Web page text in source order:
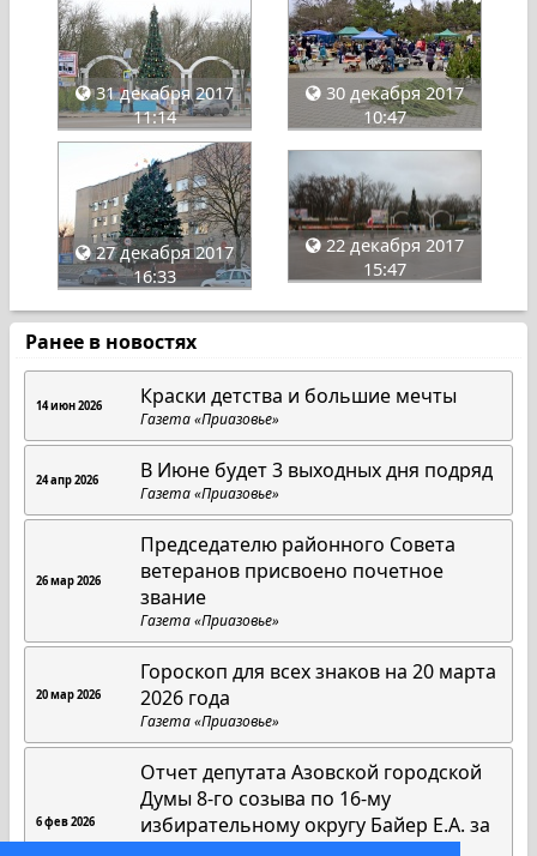
31 декабря 2017
11:14
30 декабря 2017
10:47
27 декабря 2017
16:33
22 декабря 2017
15:47
Ранее в новостях
14 июн 2026 Краски детства и большие мечты
Газета «Приазовье»
24 апр 2026 В Июне будет 3 выходных дня подряд
Газета «Приазовье»
26 мар 2026
Председателю районного Совета
ветеранов присвоено почетное
звание
Газета «Приазовье»
20 мар 2026
Гороскоп для всех знаков на 20 марта
2026 года
Газета «Приазовье»
6 фев 2026
Отчет депутата Азовской городской
Думы 8-го созыва по 16-му
избирательному округу Байер Е.А. за